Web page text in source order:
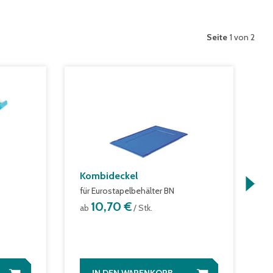
Seite 1 von 2
Kombideckel
für Eurostapelbehälter BN
ab 10,70 €/ Stk.